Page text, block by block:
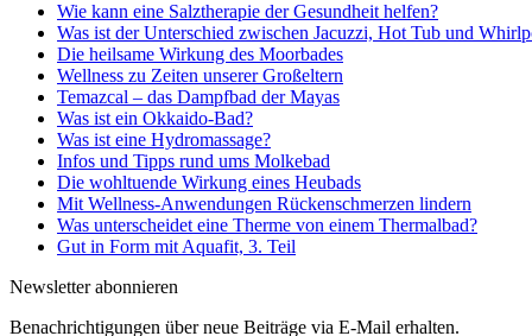
Wie kann eine Salztherapie der Gesundheit helfen?
Was ist der Unterschied zwischen Jacuzzi, Hot Tub und
Die heilsame Wirkung des Moorbades
Wellness zu Zeiten unserer Großeltern
Temazcal – das Dampfbad der Mayas
Was ist ein Okkaido-Bad?
Was ist eine Hydromassage?
Infos und Tipps rund ums Molkebad
Die wohltuende Wirkung eines Heubads
Mit Wellness-Anwendungen Rückenschmerzen lindern
Was unterscheidet eine Therme von einem Thermalbad?
Gut in Form mit Aquafit, 3. Teil
Newsletter abonnieren
Benachrichtigungen über neue Beiträge via E-Mail erhalten.